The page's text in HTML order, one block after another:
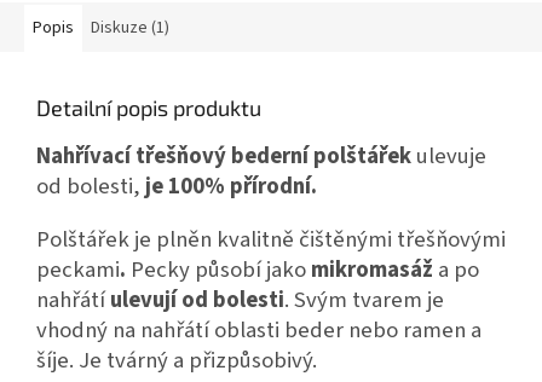
Popis Diskuze (1)
Detailní popis produktu
Nahřívací třešňový bederní polštářekulevuje
od bolesti, je 100% přírodní.
Polštářek je plněn kvalitně čištěnými třešňovými
peckami. Pecky působí jakomikromasáž a po
nahřátíulevují od bolesti. Svým tvarem je
vhodný na nahřátí oblasti beder nebo ramen a
šíje. Je tvárný a přizpůsobivý.